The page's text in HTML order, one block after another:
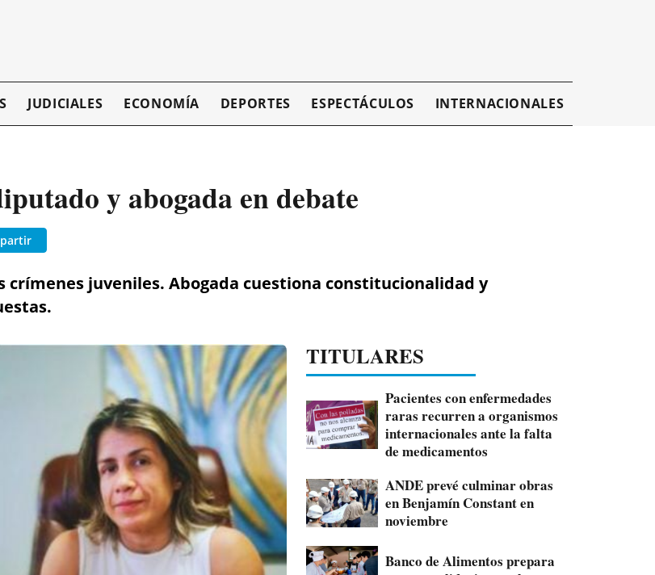
JUDICIALES ECONOMÍA DEPORTES ESPECTÁCULOS INTERNACIONALES
y abogada en debate
juveniles. Abogada cuestiona constitucionalidad y
TITULARES
Pacientes con enfermedades
raras recurren a organismos
internacionales ante la falta
de medicamentos
ANDE prevé culminar obras
en Benjamín Constant en
noviembre
Banco de Alimentos prepara